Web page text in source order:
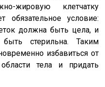
жировую клетчатку
обязательное условие:
должна быть цела, и
стерильна. Таким
избавиться от
тела и придать